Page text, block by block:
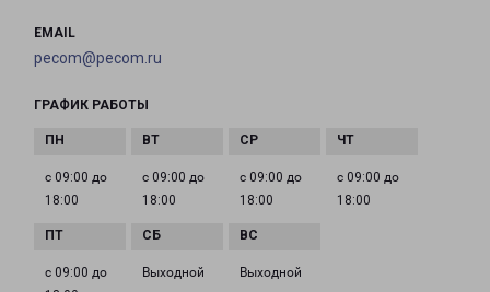
EMAIL
pecom@pecom.ru
ГРАФИК РАБОТЫ
с 09:00 до
18:00
с 09:00 до
18:00
с 09:00 до
18:00
с 09:00 до
18:00
с 09:00 до
Выходной Выходной